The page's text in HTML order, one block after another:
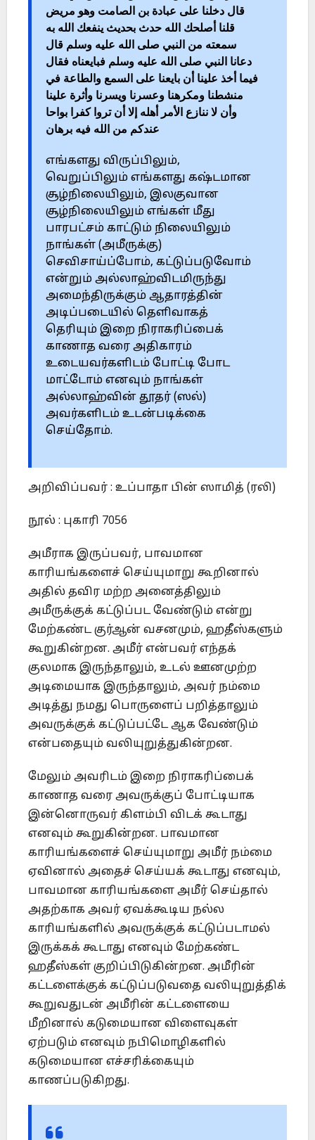
قال دخلنا على عبادة بن الصامت وهو مريض
قلنا أصلحك الله حدث بحديث ينفعك الله به
سمعته من النبي صلى الله عليه وسلم قال
دعانا النبي صلى الله عليه وسلم فبايعناه فقال
فيما أخذ علينا أن بايعنا على السمع والطاعة في
منشطنا ومكرهنا وعسرنا ويسرنا وأثرة علينا
وأن لا ننازع الأمر أهله إلا أن تروا كفرا بواحا
عندكم من الله فيه برهان
எங்களது விருப்பிலும்,
வெறுப்பிலும் எங்களது கஷ்டமான
சூழ்நிலையிலும், இலகுவான
சூழ்நிலையிலும் எங்கள் மீது
பாரபட்சம் காட்டும் நிலையிலும்
நாங்கள் (அமீருக்கு)
செவிசாய்ப்போம், கட்டுப்படுவோம்
என்றும் அல்லாஹ்விடமிருந்து
அமைந்திருக்கும் ஆதாரத்தின்
அடிப்படையில் தெளிவாகத்
தெரியும் இறை நிராகரிப்பைக்
காணாத வரை அதிகாரம்
உடையவர்களிடம் போட்டி போட
மாட்டோம் எனவும் நாங்கள்
அல்லாஹ்வின் தூதர் (ஸல்)
அவர்களிடம் உடன்படிக்கை
செய்தோம்.
அறிவிப்பவர் : உப்பாதா பின் ஸாமித் (ரலி)
நூல் : புகாரி 7056
அமீராக இருப்பவர், பாவமான
காரியங்களைச் செய்யுமாறு கூறினால்
அதில் தவிர மற்ற அனைத்திலும்
அமீருக்குக் கட்டுப்பட வேண்டும் என்று
மேற்கண்ட குர்ஆன் வசனமும், ஹதீஸ்களும்
கூறுகின்றன. அமீர் என்பவர் எந்தக்
குலமாக இருந்தாலும், உடல் ஊனமுற்ற
அடிமையாக இருந்தாலும், அவர் நம்மை
அடித்து நமது பொருளைப் பறித்தாலும்
அவருக்குக் கட்டுப்பட்டே ஆக வேண்டும்
என்பதையும் வலியுறுத்துகின்றன.
மேலும் அவரிடம் இறை நிராகரிப்பைக்
காணாத வரை அவருக்குப் போட்டியாக
இன்னொருவர் கிளம்பி விடக் கூடாது
எனவும் கூறுகின்றன. பாவமான
காரியங்களைச் செய்யுமாறு அமீர் நம்மை
ஏவினால் அதைச் செய்யக் கூடாது எனவும்,
பாவமான காரியங்களை அமீர் செய்தால்
அதற்காக அவர் ஏவக்கூடிய நல்ல
காரியங்களில் அவருக்குக் கட்டுப்படாமல்
இருக்கக் கூடாது எனவும் மேற்கண்ட
ஹதீஸ்கள் குறிப்பிடுகின்றன. அமீரின்
கட்டளைக்குக் கட்டுப்படுவதை வலியுறுத்திக்
கூறுவதுடன் அமீரின் கட்டளையை
மீறினால் கடுமையான விளைவுகள்
ஏற்படும் எனவும் நபிமொழிகளில்
கடுமையான எச்சரிக்கையும்
காணப்படுகிறது.